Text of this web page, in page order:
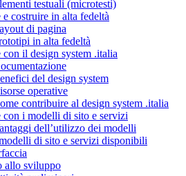
testuali (microtesti)
e costruire in alta fedeltà
di pagina
in alta fedeltà
con il design system .italia
del design system
operative
contribuire al design system .italia
con i modelli di sito e servizi
dell’utilizzo dei modelli
di sito e servizi disponibili
allo sviluppo